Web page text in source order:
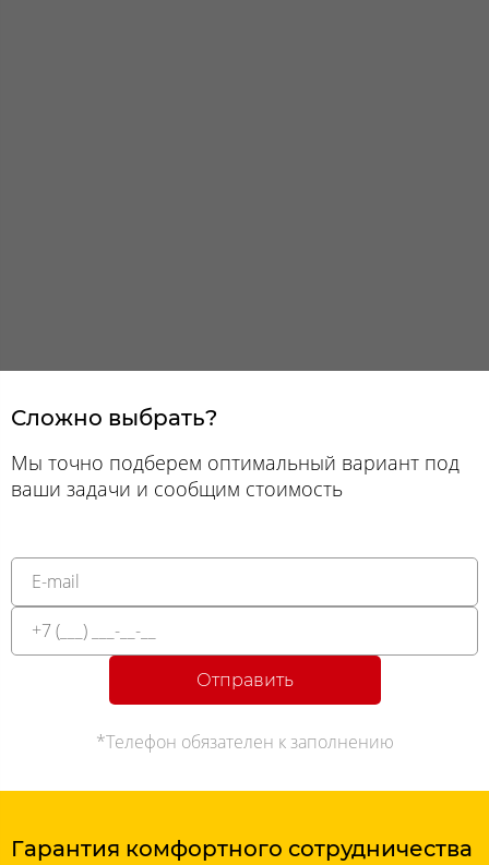
Сложно выбрать?
Мы точно подберем оптимальный вариант под
ваши задачи и сообщим стоимость
Отправить
*Телефон обязателен к заполнению
Гарантия комфортного сотрудничества